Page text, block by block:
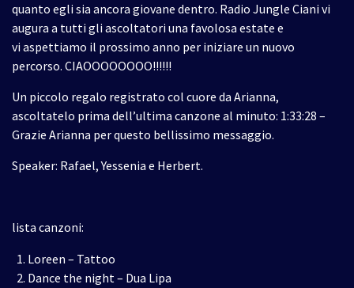
quanto egli sia ancora giovane dentro. Radio Jungle Ciani vi
augura a tutti gli ascoltatori una favolosa estate e
vi aspettiamo il prossimo anno per iniziare un nuovo
percorso. CIAOOOOOOOO!!!!!!
Un piccolo regalo registrato col cuore da Arianna,
ascoltatelo prima dell’ultima canzone al minuto: 1:33:28 –
Grazie Arianna per questo bellissimo messaggio.
Speaker: Rafael, Yessenia e Herbert.
lista canzoni:
Loreen – Tattoo
Dance the night – Dua Lipa